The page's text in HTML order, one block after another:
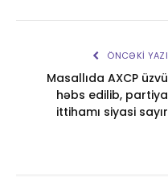
ÖNCƏKI YAZI
Masallıda AXCP üzvü
həbs edilib, partiya
ittihamı siyasi sayır